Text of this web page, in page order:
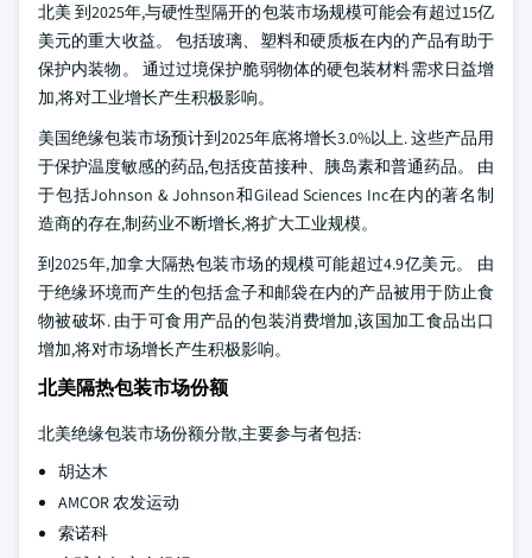
北美 到2025年,与硬性型隔开的包装市场规模可能会有超过15亿
美元的重大收益。 包括玻璃、塑料和硬质板在内的产品有助于
保护内装物。 通过过境保护脆弱物体的硬包装材料需求日益增
加,将对工业增长产生积极影响。
美国绝缘包装市场预计到2025年底将增长3.0%以上. 这些产品用
于保护温度敏感的药品,包括疫苗接种、胰岛素和普通药品。 由
于包括Johnson & Johnson和Gilead Sciences Inc在内的著名制
造商的存在,制药业不断增长,将扩大工业规模。
到2025年,加拿大隔热包装市场的规模可能超过4.9亿美元。 由
于绝缘环境而产生的包括盒子和邮袋在内的产品被用于防止食
物被破坏. 由于可食用产品的包装消费增加,该国加工食品出口
增加,将对市场增长产生积极影响。
北美隔热包装市场份额
北美绝缘包装市场份额分散,主要参与者包括:
胡达木
AMCOR 农发运动
索诺科